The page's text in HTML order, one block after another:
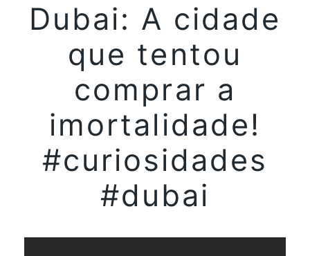
Dubai: A cidade
que tentou
comprar a
imortalidade!
#curiosidades
#dubai